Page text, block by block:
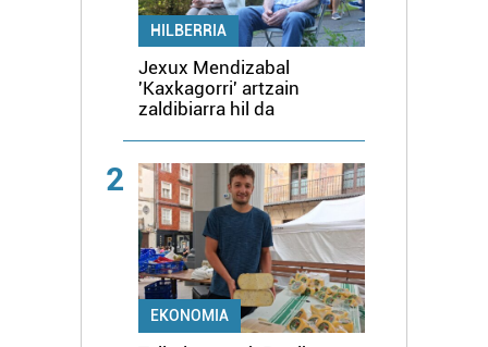
HILBERRIA
Jexux Mendizabal
'Kaxkagorri' artzain
zaldibiarra hil da
2
EKONOMIA